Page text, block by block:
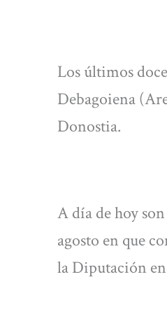
Los últimos
Debagoiena
Donostia.
A día de hoy
agosto en que
la Diputación